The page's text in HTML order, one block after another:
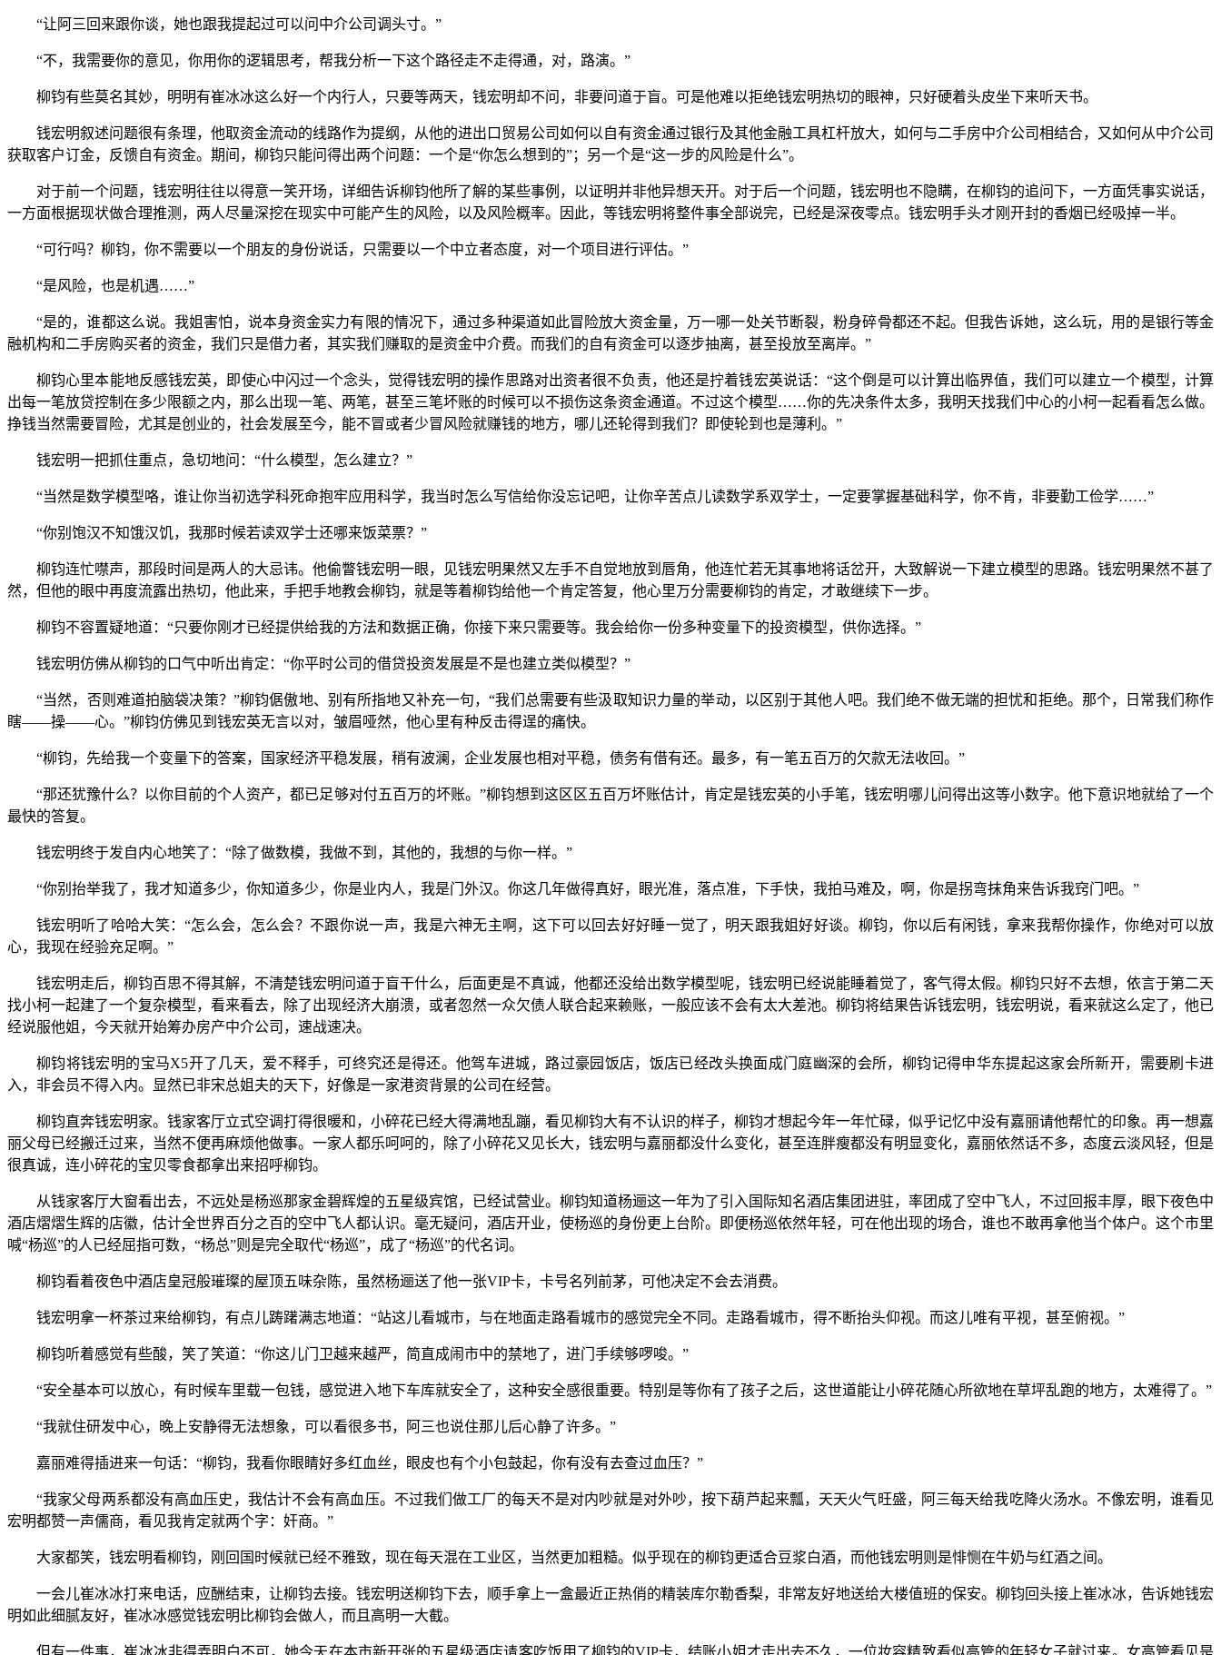
“让阿三回来跟你谈，她也跟我提起过可以问中介公司调头寸。”
“不，我需要你的意见，你用你的逻辑思考，帮我分析一下这个路径走不走得通，对，路演。”
柳钧有些莫名其妙，明明有崔冰冰这么好一个内行人，只要等两天，钱宏明却不问，非要问道于盲。可是他难以拒绝钱宏明热切的眼神，只好硬着头皮坐下来听天书。
钱宏明叙述问题很有条理，他取资金流动的线路作为提纲，从他的进出口贸易公司如何以自有资金通过银行及其他金融工具杠杆放大，如何与二手房中介公司相结合，又如何从中介公司
获取客户订金，反馈自有资金。期间，柳钧只能问得出两个问题：一个是“你怎么想到的”；另一个是“这一步的风险是什么”。
对于前一个问题，钱宏明往往以得意一笑开场，详细告诉柳钧他所了解的某些事例，以证明并非他异想天开。对于后一个问题，钱宏明也不隐瞒，在柳钧的追问下，一方面凭事实说话，
一方面根据现状做合理推测，两人尽量深挖在现实中可能产生的风险，以及风险概率。因此，等钱宏明将整件事全部说完，已经是深夜零点。钱宏明手头才刚开封的香烟已经吸掉一半。
“可行吗？柳钧，你不需要以一个朋友的身份说话，只需要以一个中立者态度，对一个项目进行评估。”
“是风险，也是机遇……”
“是的，谁都这么说。我姐害怕，说本身资金实力有限的情况下，通过多种渠道如此冒险放大资金量，万一哪一处关节断裂，粉身碎骨都还不起。但我告诉她，这么玩，用的是银行等金
融机构和二手房购买者的资金，我们只是借力者，其实我们赚取的是资金中介费。而我们的自有资金可以逐步抽离，甚至投放至离岸。”
柳钧心里本能地反感钱宏英，即使心中闪过一个念头，觉得钱宏明的操作思路对出资者很不负责，他还是拧着钱宏英说话：“这个倒是可以计算出临界值，我们可以建立一个模型，计算
出每一笔放贷控制在多少限额之内，那么出现一笔、两笔，甚至三笔坏账的时候可以不损伤这条资金通道。不过这个模型……你的先决条件太多，我明天找我们中心的小柯一起看看怎么做。
挣钱当然需要冒险，尤其是创业的，社会发展至今，能不冒或者少冒风险就赚钱的地方，哪儿还轮得到我们？即使轮到也是薄利。”
钱宏明一把抓住重点，急切地问：“什么模型，怎么建立？”
“当然是数学模型咯，谁让你当初选学科死命抱牢应用科学，我当时怎么写信给你没忘记吧，让你辛苦点儿读数学系双学士，一定要掌握基础科学，你不肯，非要勤工俭学……”
“你别饱汉不知饿汉饥，我那时候若读双学士还哪来饭菜票？”
柳钧连忙噤声，那段时间是两人的大忌讳。他偷瞥钱宏明一眼，见钱宏明果然又左手不自觉地放到唇角，他连忙若无其事地将话岔开，大致解说一下建立模型的思路。钱宏明果然不甚了
然，但他的眼中再度流露出热切，他此来，手把手地教会柳钧，就是等着柳钧给他一个肯定答复，他心里万分需要柳钧的肯定，才敢继续下一步。
柳钧不容置疑地道：“只要你刚才已经提供给我的方法和数据正确，你接下来只需要等。我会给你一份多种变量下的投资模型，供你选择。”
钱宏明仿佛从柳钧的口气中听出肯定：“你平时公司的借贷投资发展是不是也建立类似模型？”
“当然，否则难道拍脑袋决策？”柳钧倨傲地、别有所指地又补充一句，“我们总需要有些汲取知识力量的举动，以区别于其他人吧。我们绝不做无端的担忧和拒绝。那个，日常我们称作
瞎——操——心。”柳钧仿佛见到钱宏英无言以对，皱眉哑然，他心里有种反击得逞的痛快。
“柳钧，先给我一个变量下的答案，国家经济平稳发展，稍有波澜，企业发展也相对平稳，债务有借有还。最多，有一笔五百万的欠款无法收回。”
“那还犹豫什么？以你目前的个人资产，都已足够对付五百万的坏账。”柳钧想到这区区五百万坏账估计，肯定是钱宏英的小手笔，钱宏明哪儿问得出这等小数字。他下意识地就给了一个
最快的答复。
钱宏明终于发自内心地笑了：“除了做数模，我做不到，其他的，我想的与你一样。”
“你别抬举我了，我才知道多少，你知道多少，你是业内人，我是门外汉。你这几年做得真好，眼光准，落点准，下手快，我拍马难及，啊，你是拐弯抹角来告诉我窍门吧。”
钱宏明听了哈哈大笑：“怎么会，怎么会？不跟你说一声，我是六神无主啊，这下可以回去好好睡一觉了，明天跟我姐好好谈。柳钧，你以后有闲钱，拿来我帮你操作，你绝对可以放
心，我现在经验充足啊。”
钱宏明走后，柳钧百思不得其解，不清楚钱宏明问道于盲干什么，后面更是不真诚，他都还没给出数学模型呢，钱宏明已经说能睡着觉了，客气得太假。柳钧只好不去想，依言于第二天
找小柯一起建了一个复杂模型，看来看去，除了出现经济大崩溃，或者忽然一众欠债人联合起来赖账，一般应该不会有太大差池。柳钧将结果告诉钱宏明，钱宏明说，看来就这么定了，他已
经说服他姐，今天就开始筹办房产中介公司，速战速决。
柳钧将钱宏明的宝马X5开了几天，爱不释手，可终究还是得还。他驾车进城，路过豪园饭店，饭店已经改头换面成门庭幽深的会所，柳钧记得申华东提起这家会所新开，需要刷卡进
入，非会员不得入内。显然已非宋总姐夫的天下，好像是一家港资背景的公司在经营。
柳钧直奔钱宏明家。钱家客厅立式空调打得很暖和，小碎花已经大得满地乱蹦，看见柳钧大有不认识的样子，柳钧才想起今年一年忙碌，似乎记忆中没有嘉丽请他帮忙的印象。再一想嘉
丽父母已经搬迁过来，当然不便再麻烦他做事。一家人都乐呵呵的，除了小碎花又见长大，钱宏明与嘉丽都没什么变化，甚至连胖瘦都没有明显变化，嘉丽依然话不多，态度云淡风轻，但是
很真诚，连小碎花的宝贝零食都拿出来招呼柳钧。
从钱家客厅大窗看出去，不远处是杨巡那家金碧辉煌的五星级宾馆，已经试营业。柳钧知道杨逦这一年为了引入国际知名酒店集团进驻，率团成了空中飞人，不过回报丰厚，眼下夜色中
酒店熠熠生辉的店徽，估计全世界百分之百的空中飞人都认识。毫无疑问，酒店开业，使杨巡的身份更上台阶。即便杨巡依然年轻，可在他出现的场合，谁也不敢再拿他当个体户。这个市里
喊“杨巡”的人已经屈指可数，“杨总”则是完全取代“杨巡”，成了“杨巡”的代名词。
柳钧看着夜色中酒店皇冠般璀璨的屋顶五味杂陈，虽然杨逦送了他一张VIP卡，卡号名列前茅，可他决定不会去消费。
钱宏明拿一杯茶过来给柳钧，有点儿踌躇满志地道：“站这儿看城市，与在地面走路看城市的感觉完全不同。走路看城市，得不断抬头仰视。而这儿唯有平视，甚至俯视。”
柳钧听着感觉有些酸，笑了笑道：“你这儿门卫越来越严，简直成闹市中的禁地了，进门手续够啰唆。”
“安全基本可以放心，有时候车里载一包钱，感觉进入地下车库就安全了，这种安全感很重要。特别是等你有了孩子之后，这世道能让小碎花随心所欲地在草坪乱跑的地方，太难得了。”
“我就住研发中心，晚上安静得无法想象，可以看很多书，阿三也说住那儿后心静了许多。”
嘉丽难得插进来一句话：“柳钧，我看你眼睛好多红血丝，眼皮也有个小包鼓起，你有没有去查过血压？”
“我家父母两系都没有高血压史，我估计不会有高血压。不过我们做工厂的每天不是对内吵就是对外吵，按下葫芦起来瓢，天天火气旺盛，阿三每天给我吃降火汤水。不像宏明，谁看见
宏明都赞一声儒商，看见我肯定就两个字：奸商。”
大家都笑，钱宏明看柳钧，刚回国时候就已经不雅致，现在每天混在工业区，当然更加粗糙。似乎现在的柳钧更适合豆浆白酒，而他钱宏明则是悱恻在牛奶与红酒之间。
一会儿崔冰冰打来电话，应酬结束，让柳钧去接。钱宏明送柳钧下去，顺手拿上一盒最近正热俏的精装库尔勒香梨，非常友好地送给大楼值班的保安。柳钧回头接上崔冰冰，告诉她钱宏
明如此细腻友好，崔冰冰感觉钱宏明比柳钧会做人，而且高明一大截。
但有一件事，崔冰冰非得弄明白不可，她今天在本市新开张的五星级酒店请客吃饭用了柳钧的VIP卡，结账小姐才走出去不久，一位妆容精致看似高管的年轻女子就过来。女高管看见是